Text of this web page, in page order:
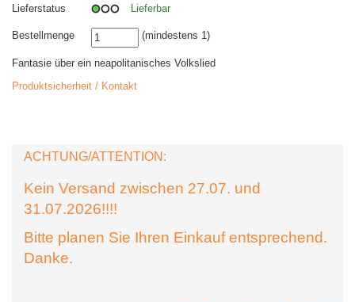
Lieferstatus
Lieferbar
Bestellmenge (mindestens 1)
Fantasie über ein neapolitanisches Volkslied
Produktsicherheit / Kontakt
ACHTUNG/ATTENTION:
Kein Versand zwischen 27.07. und
31.07.2026!!!!
Bitte planen Sie Ihren Einkauf entsprechend.
Danke.